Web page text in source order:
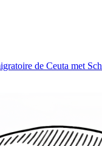
de Ceuta met